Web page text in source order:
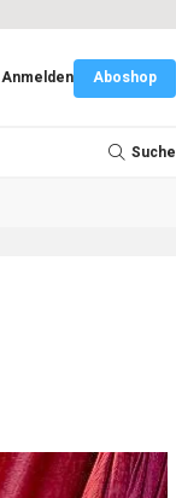
Anmelden Aboshop
Suche